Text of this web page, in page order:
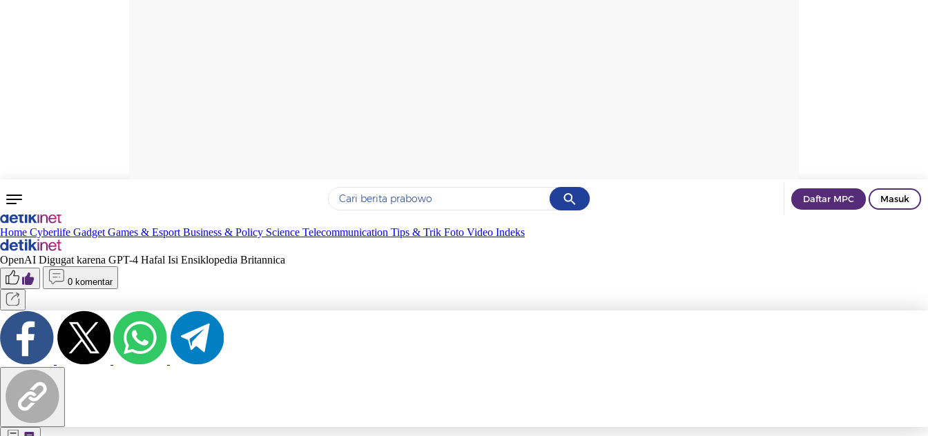
Cancel
Yang sedang ramai dicari
Terakhir yang dicari
Daftar MPC Masuk
Home Cyberlife Gadget Games & Esport Business & Policy Science Telecommunication Tips & Trik Foto Video Indeks
OpenAI Digugat karena GPT-4 Hafal Isi Ensiklopedia Britannica
0 komentar